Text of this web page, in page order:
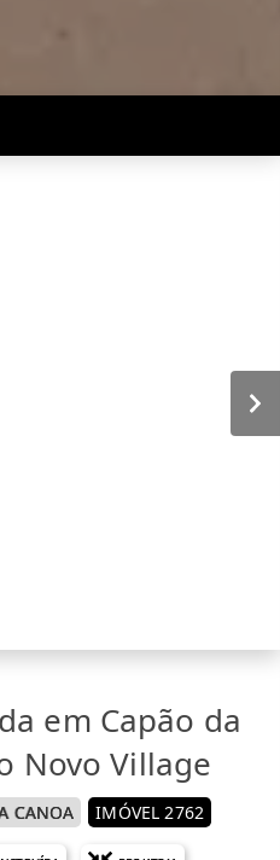
em Capão da
Novo Village
CANOA IMÓVEL 2762